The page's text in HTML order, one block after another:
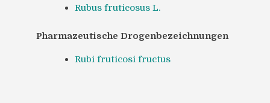
Rubus fruticosus L.
Pharmazeutische Drogenbezeichnungen
Rubi fruticosi fructus